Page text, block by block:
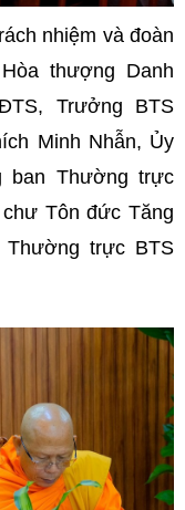
nhiệm và đoàn
thượng Danh
Trưởng BTS
Minh Nhẫn, Ủy
ban Thường trực
Tôn đức Tăng
trực BTS